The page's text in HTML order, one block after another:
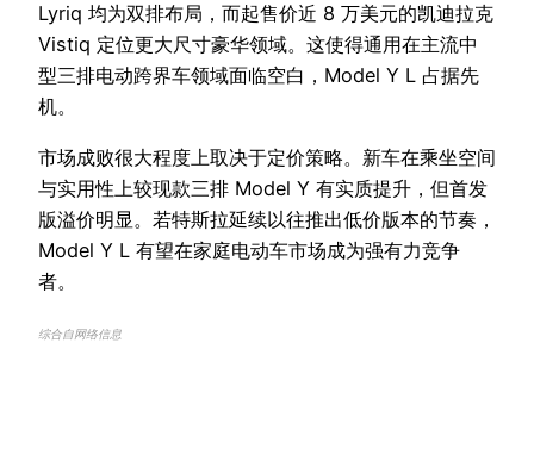
Lyriq 均为双排布局，而起售价近 8 万美元的凯迪拉克
Vistiq 定位更大尺寸豪华领域。这使得通用在主流中
型三排电动跨界车领域面临空白，Model Y L 占据先
机。
市场成败很大程度上取决于定价策略。新车在乘坐空间
与实用性上较现款三排 Model Y 有实质提升，但首发
版溢价明显。若特斯拉延续以往推出低价版本的节奏，
Model Y L 有望在家庭电动车市场成为强有力竞争
者。
综合自网络信息